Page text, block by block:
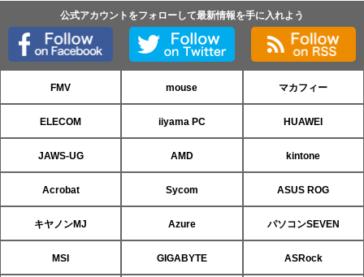
公式アカウントをフォローして最新情報を手に入れよう
FMV mouse マカフィー
ELECOM iiyama PC HUAWEI
JAWS-UG AMD kintone
Acrobat Sycom ASUS ROG
キヤノンMJ Azure パソコンSEVEN
MSI GIGABYTE ASRock